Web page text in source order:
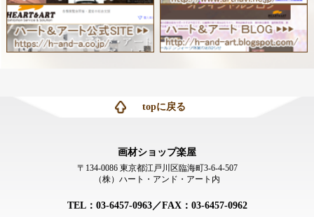
topに戻る
画材ショップ楽屋
〒134-0086 東京都江戸川区臨海町3-6-4-507
（株）ハート・アンド・アート内
TEL：03-6457-0963／FAX：03-6457-0962